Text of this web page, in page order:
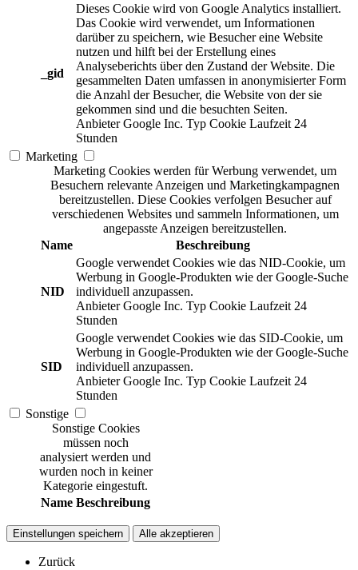
_gid
Dieses Cookie wird von Google Analytics installiert.
Das Cookie wird verwendet, um Informationen
darüber zu speichern, wie Besucher eine Website
nutzen und hilft bei der Erstellung eines
Analyseberichts über den Zustand der Website. Die
gesammelten Daten umfassen in anonymisierter Form
die Anzahl der Besucher, die Website von der sie
gekommen sind und die besuchten Seiten.
Anbieter Google Inc. Typ Cookie Laufzeit 24
Stunden
Marketing
Marketing Cookies werden für Werbung verwendet, um
Besuchern relevante Anzeigen und Marketingkampagnen
bereitzustellen. Diese Cookies verfolgen Besucher auf
verschiedenen Websites und sammeln Informationen, um
angepasste Anzeigen bereitzustellen.
Name
Beschreibung
NID
Google verwendet Cookies wie das NID-Cookie, um
Werbung in Google-Produkten wie der Google-Suche
individuell anzupassen.
Anbieter Google Inc. Typ Cookie Laufzeit 24
Stunden
SID
Google verwendet Cookies wie das SID-Cookie, um
Werbung in Google-Produkten wie der Google-Suche
individuell anzupassen.
Anbieter Google Inc. Typ Cookie Laufzeit 24
Stunden
Sonstige
Sonstige Cookies
müssen noch
analysiert werden und
wurden noch in keiner
Kategorie eingestuft.
Name Beschreibung
Einstellungen speichern Alle akzeptieren
Zurück